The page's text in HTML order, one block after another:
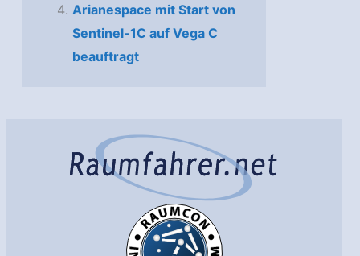
Arianespace mit Start von
Sentinel-1C auf Vega C
beauftragt